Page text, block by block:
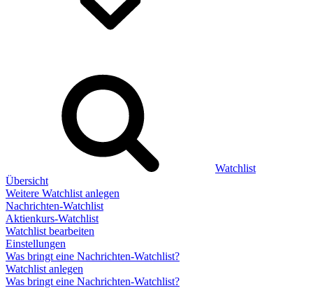
Watchlist
Übersicht
Weitere Watchlist anlegen
Nachrichten-Watchlist
Aktienkurs-Watchlist
Watchlist bearbeiten
Einstellungen
Was bringt eine Nachrichten-Watchlist?
Watchlist anlegen
Was bringt eine Nachrichten-Watchlist?